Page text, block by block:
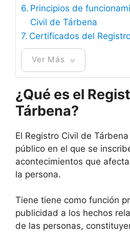
Principios de
Civil de Tárbena
Certificados del
Ver Más
¿Qué es el
Tárbena?
El Registro Civil de
público en el que se
acontecimientos que
la persona.
Tiene tiene como función
publicidad a los hechos
de las personas,